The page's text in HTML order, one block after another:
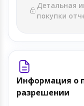
Детальная
покупки
Информация о
разрешении